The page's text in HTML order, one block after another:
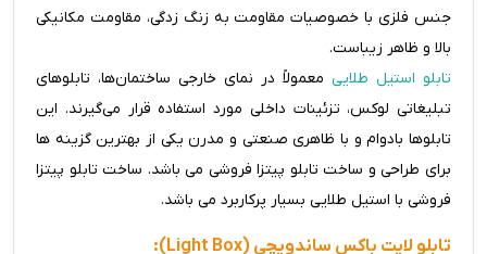
جنس فلزی با خصوصیات مقاومت به زنگ زدگی، مقاومت مکانیکی
بالا و ظاهر زیباست.
تابلو استیل طلایی معمولاً در نمای خارجی ساختمان‌ها، تابلوهای
تبلیغاتی لوکس، تزئینات داخلی مورد استفاده قرار می‌گیرند. این
تابلوها بادوام و با ظاهری صنعتی و مدرن یکی از بهترین گزینه ها
برای طراحی و ساخت تابلو پیتزا فروشی می باشد. ساخت تابلو پیتزا
فروشی با استیل طلایی بسیار پرکاربرد می باشد.
تابلو لایت باکس ساندویچی (Light Box):